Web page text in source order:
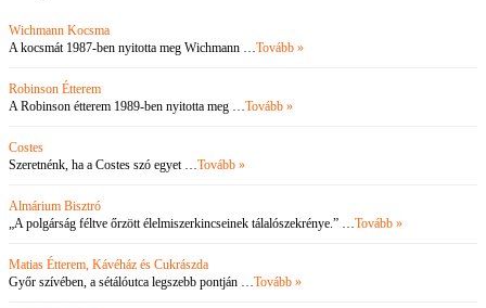
Wichmann Kocsma
A kocsmát 1987-ben nyitotta meg Wichmann … Tovább »
Robinson Étterem
A Robinson étterem 1989-ben nyitotta meg … Tovább »
Costes
Szeretnénk, ha a Costes szó egyet … Tovább »
Almárium Bisztró
„A polgárság féltve őrzött élelmiszerkincseinek tálalószekrénye.” … Tovább »
Matias Étterem, Kávéház és Cukrászda
Győr szívében, a sétálóutca legszebb pontján … Tovább »